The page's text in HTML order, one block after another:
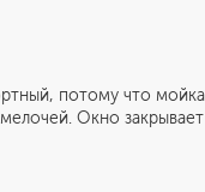
потому что
Окно